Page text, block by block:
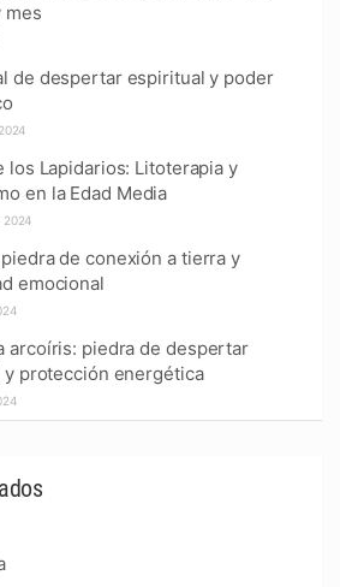
mes
de despertar espiritual y poder
los Lapidarios: Litoterapia y
en la Edad Media
2024
de conexión a tierra y
emocional
arcoíris: piedra de despertar
protección energética